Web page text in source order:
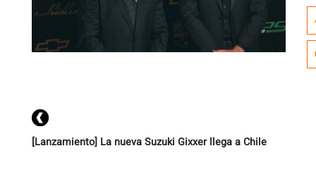
[Lanzamiento] La nueva Suzuki Gixxer llega a Chile